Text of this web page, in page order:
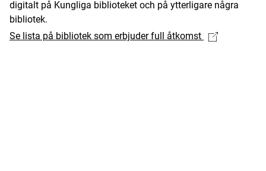
digitalt på Kungliga biblioteket och på ytterligare några
bibliotek.
Se lista på bibliotek som erbjuder full åtkomst